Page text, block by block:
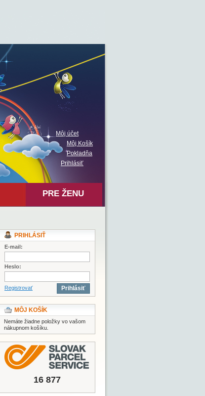
Môj účet
Môj Košík
Pokladňa
Prihlásiť
PRE ŽENU
PRIHLÁSIŤ
E-mail:
Heslo:
Registrovať Prihlásiť
MÔJ KOŠÍK
Nemáte žiadne položky vo vašom
nákupnom košíku.
16 877